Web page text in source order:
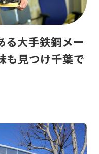
る大手鉄鋼メー
も見つけ千葉で